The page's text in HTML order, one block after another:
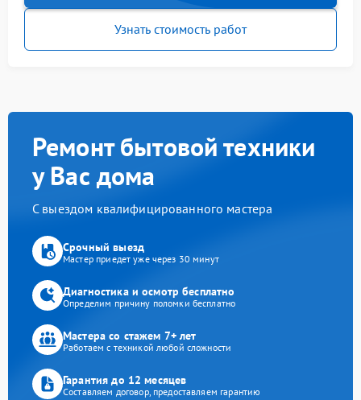
Узнать стоимость работ
Ремонт бытовой техники
у Вас дома
С выездом квалифицированного мастера
Срочный выезд
Мастер приедет уже через 30 минут
Диагностика и осмотр бесплатно
Определим причину поломки бесплатно
Мастера со стажем 7+ лет
Работаем с техникой любой сложности
Гарантия до 12 месяцев
Составляем договор, предоставляем гарантию